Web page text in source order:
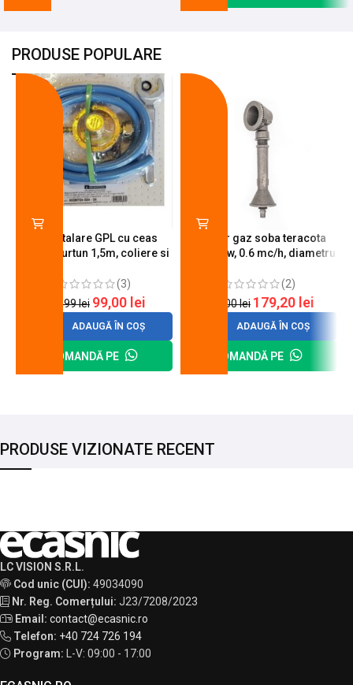
PRODUSE POPULARE
Kit instalare GPL cu ceas
butelie, furtun 1,5m, coliere si
(3)
120,99lei 99,00 lei
ADAUGĂ ÎN COȘ
COMANDĂ PE
Arzator gaz soba teracota
A600, 6 kw, 0.6 mc/h, diametru
(2)
200,00lei 179,20 lei
ADAUGĂ ÎN COȘ
COMANDĂ PE
PRODUSE VIZIONATE RECENT
LC VISION S.R.L.
Cod unic (CUI): 49034090
Nr. Reg. Comerțului: J23/7208/2023
Email: contact@ecasnic.ro
Telefon: +40 724 726 194
Program:
L-V: 09:00 - 17:00